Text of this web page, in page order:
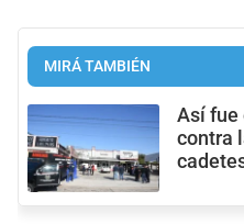
MIRÁ TAMBIÉN
Así fue
contra